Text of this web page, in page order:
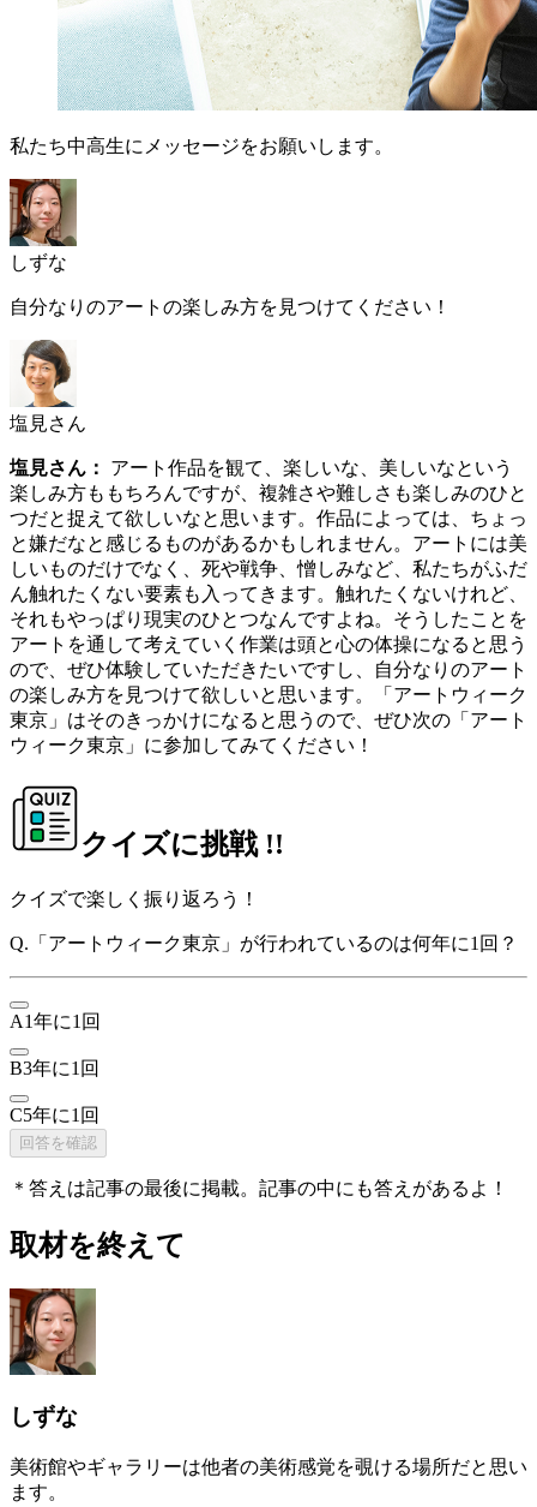
私たち中高生にメッセージをお願いします。
しずな
自分なりのアートの楽しみ方を見つけてください！
塩見さん
塩見さん：
アート作品を観て、楽しいな、美しいなという
楽しみ方ももちろんですが、複雑さや難しさも楽しみのひと
つだと捉えて欲しいなと思います。作品によっては、ちょっ
と嫌だなと感じるものがあるかもしれません。アートには美
しいものだけでなく、死や戦争、憎しみなど、私たちがふだ
ん触れたくない要素も入ってきます。触れたくないけれど、
それもやっぱり現実のひとつなんですよね。そうしたことを
アートを通して考えていく作業は頭と心の体操になると思う
ので、ぜひ体験していただきたいですし、自分なりのアート
の楽しみ方を見つけて欲しいと思います。「アートウィーク
東京」はそのきっかけになると思うので、ぜひ次の「アート
ウィーク東京」に参加してみてください！
クイズに挑戦 !!
クイズで楽しく振り返ろう！
Q. 「アートウィーク東京」が行われているのは何年に1回？
A1年に1回
B3年に1回
C5年に1回
回答を確認
＊答えは記事の最後に掲載。記事の中にも答えがあるよ！
取材を終えて
しずな
美術館やギャラリーは他者の美術感覚を覗ける場所だと思い
ます。